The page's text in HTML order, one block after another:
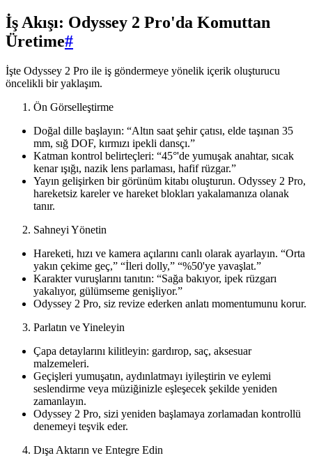
İş Akışı: Odyssey 2 Pro'da Komuttan
Üretime#
İşte Odyssey 2 Pro ile iş göndermeye yönelik içerik oluşturucu
öncelikli bir yaklaşım.
Ön Görselleştirme
Doğal dille başlayın: “Altın saat şehir çatısı, elde taşınan 35
mm, sığ DOF, kırmızı ipekli dansçı.”
Katman kontrol belirteçleri: “45°'de yumuşak anahtar, sıcak
kenar ışığı, nazik lens parlaması, hafif rüzgar.”
Yayın gelişirken bir görünüm kitabı oluşturun. Odyssey 2 Pro,
hareketsiz kareler ve hareket blokları yakalamanıza olanak
tanır.
Sahneyi Yönetin
Hareketi, hızı ve kamera açılarını canlı olarak ayarlayın. “Orta
yakın çekime geç,” “İleri dolly,” “%50'ye yavaşlat.”
Karakter vuruşlarını tanıtın: “Sağa bakıyor, ipek rüzgarı
yakalıyor, gülümseme genişliyor.”
Odyssey 2 Pro, siz revize ederken anlatı momentumunu korur.
Parlatın ve Yineleyin
Çapa detaylarını kilitleyin: gardırop, saç, aksesuar
malzemeleri.
Geçişleri yumuşatın, aydınlatmayı iyileştirin ve eylemi
seslendirme veya müziğinizle eşleşecek şekilde yeniden
zamanlayın.
Odyssey 2 Pro, sizi yeniden başlamaya zorlamadan kontrollü
denemeyi teşvik eder.
Dışa Aktarın ve Entegre Edin